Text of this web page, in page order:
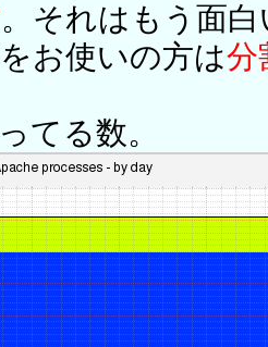
。それはもう面
お使いの方は分
てる数。